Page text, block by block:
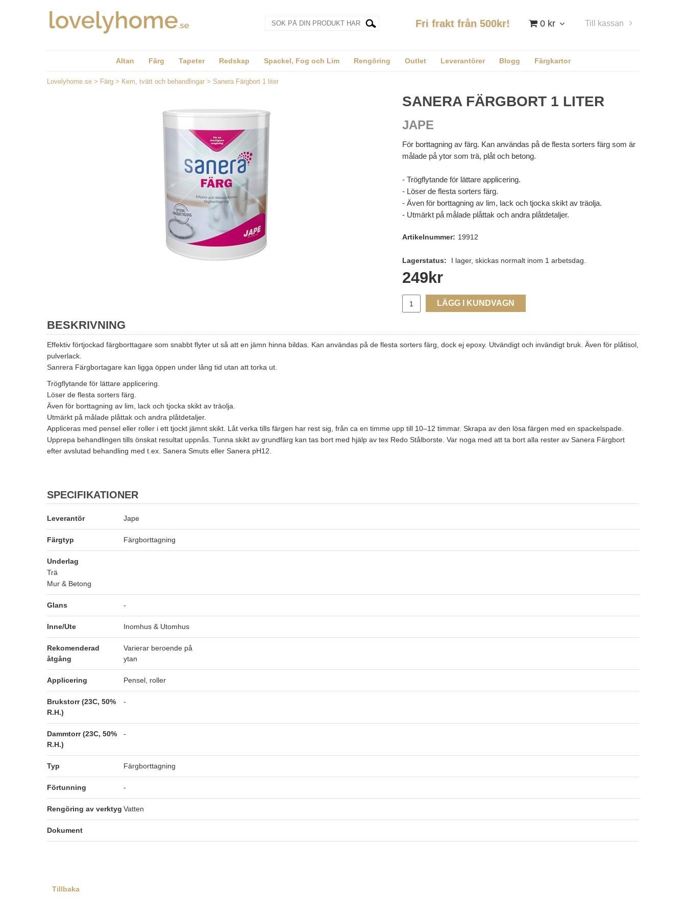
0 kr Till kassan
Fri frakt från 500kr!
Altan Färg Tapeter Redskap Spackel, Fog och Lim Rengöring Outlet Leverantörer Blogg Färgkartor
Lovelyhome.se > Färg > Kem, tvätt och behandlingar > Sanera Färgbort 1 liter
SANERA FÄRGBORT 1 LITER
JAPE
För borttagning av färg. Kan användas på de flesta sorters färg som är
målade på ytor som trä, plåt och betong.
- Trögflytande för lättare applicering.
- Löser de flesta sorters färg.
- Även för borttagning av lim, lack och tjocka skikt av träolja.
- Utmärkt på målade plåttak och andra plåtdetaljer.
Artikelnummer: 19912
Lagerstatus: I lager, skickas normalt inom 1 arbetsdag.
249 kr
LÄGG I KUNDVAGN
BESKRIVNING
Effektiv förtjockad färgborttagare som snabbt flyter ut så att en jämn hinna bildas. Kan användas på de flesta sorters färg, dock ej epoxy. Utvändigt och invändigt bruk. Även för plåtisol,
pulverlack.
Sanrera Färgbortagare kan ligga öppen under lång tid utan att torka ut.
Trögflytande för lättare applicering.
Löser de flesta sorters färg.
Även för borttagning av lim, lack och tjocka skikt av träolja.
Utmärkt på målade plåttak och andra plåtdetaljer.
Appliceras med pensel eller roller i ett tjockt jämnt skikt. Låt verka tills färgen har rest sig, från ca en timme upp till 10–12 timmar. Skrapa av den lösa färgen med en spackelspade.
Upprepa behandlingen tills önskat resultat uppnås. Tunna skikt av grundfärg kan tas bort med hjälp av tex Redo Stålborste. Var noga med att ta bort alla rester av Sanera Färgbort
efter avslutad behandling med t.ex. Sanera Smuts eller Sanera pH12.
SPECIFIKATIONER
Leverantör Jape
Färgtyp Färgborttagning
Underlag
Trä
Mur & Betong
Glans -
Inne/Ute Inomhus & Utomhus
Rekomenderad
åtgång
Varierar beroende på
ytan
Applicering Pensel, roller
Brukstorr (23C, 50%
R.H.)
-
Dammtorr (23C, 50%
R.H.)
-
Typ Färgborttagning
Förtunning -
Rengöring av verktyg Vatten
Dokument
Tillbaka